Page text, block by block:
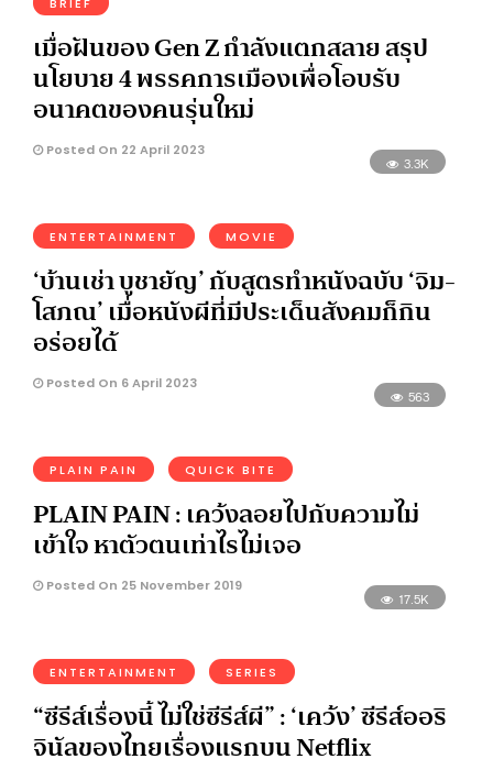
เมื่อฝันของ Gen Z กำลังแตกสลาย สรุป
นโยบาย 4 พรรคการเมืองเพื่อโอบรับ
อนาคตของคนรุ่นใหม่
Posted On 22 April 2023
3.3K
ENTERTAINMENT MOVIE
‘บ้านเช่า บูชายัญ’ กับสูตรทำหนังฉบับ ‘จิม-
โสภณ’ เมื่อหนังผีที่มีประเด็นสังคมก็กิน
อร่อยได้
Posted On 6 April 2023
563
PLAIN PAIN QUICK BITE
PLAIN PAIN : เคว้งลอยไปกับความไม่
เข้าใจ หาตัวตนเท่าไรไม่เจอ
Posted On 25 November 2019
17.5K
ENTERTAINMENT SERIES
“ซีรีส์เรื่องนี้ ไม่ใช่ซีรีส์ผี” : ‘เคว้ง’ ซีรีส์ออริ
จินัลของไทยเรื่องแรกบน Netflix